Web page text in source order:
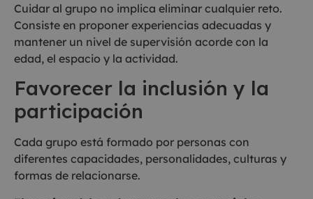
Cuidar al grupo no implica eliminar cualquier reto.
Consiste en proponer experiencias adecuadas y
mantener un nivel de supervisión acorde con la
edad, el espacio y la actividad.
Favorecer la inclusión y la
participación
Cada grupo está formado por personas con
diferentes capacidades, personalidades, culturas y
formas de relacionarse.